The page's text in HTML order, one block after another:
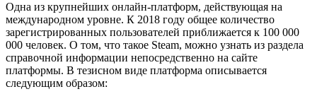
Одна из крупнейших онлайн-платформ, действующая на
международном уровне. К 2018 году общее количество
зарегистрированных пользователей приближается к 100 000
000 человек. О том, что такое Steam, можно узнать из раздела
справочной информации непосредственно на сайте
платформы. В тезисном виде платформа описывается
следующим образом: